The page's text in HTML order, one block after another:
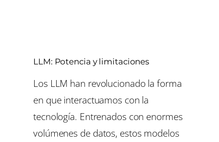
LLM: Potencia y limitaciones
Los LLM han revolucionado la forma
en que interactuamos con la
tecnología. Entrenados con enormes
volúmenes de datos, estos modelos